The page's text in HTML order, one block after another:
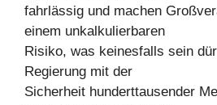
fahrlässig und machen
einem unkalkulierbaren
Risiko, was keinesfalls sein
Regierung mit der
Sicherheit hunderttausender